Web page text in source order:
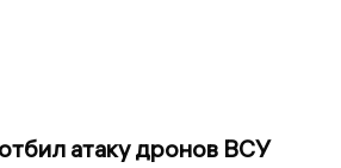
атаку дронов ВСУ